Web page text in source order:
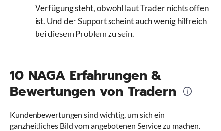
Verfügung steht, obwohl laut Trader nichts offen
ist. Und der Support scheint auch wenig hilfreich
bei diesem Problem zu sein.
10 NAGA Erfahrungen &
Bewertungen von Tradern
Kundenbewertungen sind wichtig, um sich ein
ganzheitliches Bild vom angebotenen Service zu machen.